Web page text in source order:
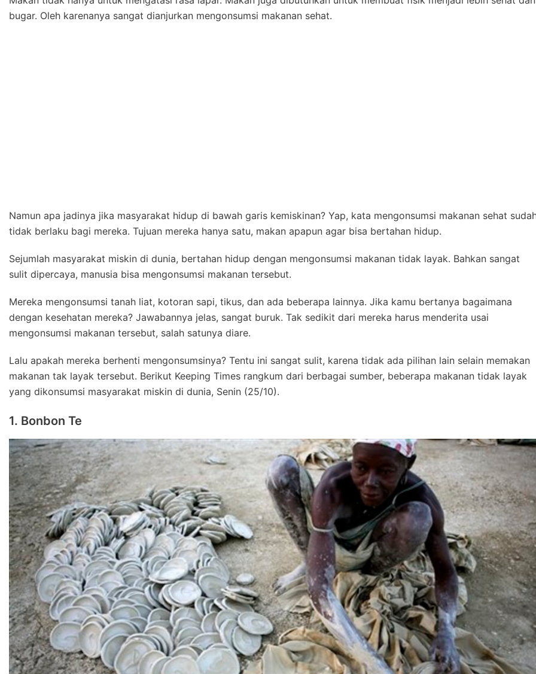
bugar. Oleh karenanya sangat dianjurkan mengonsumsi makanan sehat.
Namun apa jadinya jika masyarakat hidup di bawah garis kemiskinan? Yap, kata mengonsumsi makanan sehat
tidak berlaku bagi mereka. Tujuan mereka hanya satu, makan apapun agar bisa bertahan hidup.
Sejumlah masyarakat miskin di dunia, bertahan hidup dengan mengonsumsi makanan tidak layak. Bahkan sangat
sulit dipercaya, manusia bisa mengonsumsi makanan tersebut.
Mereka mengonsumsi tanah liat, kotoran sapi, tikus, dan ada beberapa lainnya. Jika kamu bertanya bagaimana
dengan kesehatan mereka? Jawabannya jelas, sangat buruk. Tak sedikit dari mereka harus menderita usai
mengonsumsi makanan tersebut, salah satunya diare.
Lalu apakah mereka berhenti mengonsumsinya? Tentu ini sangat sulit, karena tidak ada pilihan lain selain memakan
makanan tak layak tersebut. Berikut Keeping Times rangkum dari berbagai sumber, beberapa makanan tidak layak
yang dikonsumsi masyarakat miskin di dunia, Senin (25/10).
1. Bonbon Te